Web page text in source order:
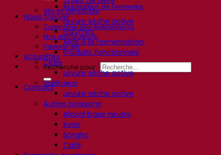
Application de Fermentis
Nous trouver
Calendrier des événements
Nos distributeurs
Parlons-en
Actualités
Recherche pour :
Contact
Vin et œnologie
Levure sèche active
Enzymes
Aide à la fermentation
Produits fonctionnels
Cidre
Levure sèche active
Spiritueux
Levure sèche active
Autres boissons
Alcool base neutre
Kvas
Sorgho
Café